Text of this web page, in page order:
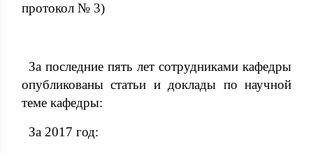
протокол № 3)
За последние пять лет сотрудниками кафедры
опубликованы статьи и доклады по научной
теме кафедры:
За 2017 год: